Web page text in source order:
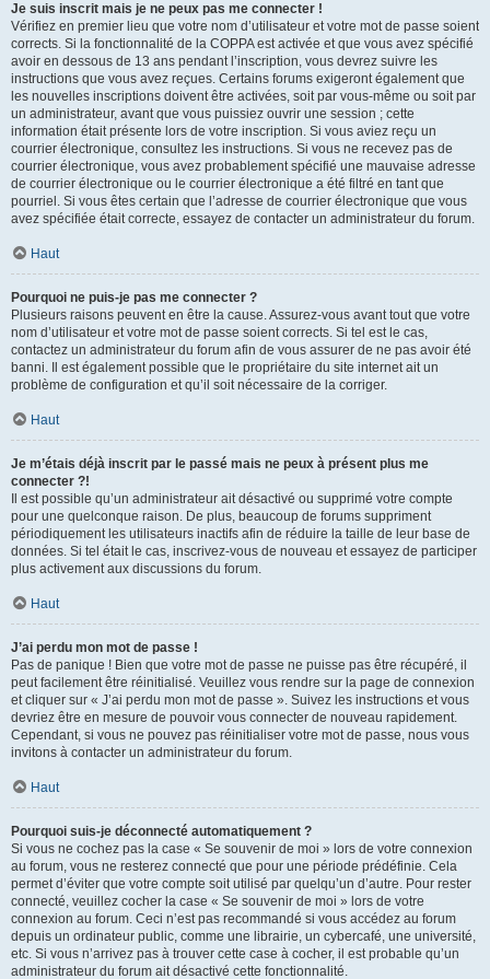
Je suis inscrit mais je ne peux pas me connecter !
Vérifiez en premier lieu que votre nom d’utilisateur et votre mot de passe soient
corrects. Si la fonctionnalité de la COPPA est activée et que vous avez spécifié
avoir en dessous de 13 ans pendant l’inscription, vous devrez suivre les
instructions que vous avez reçues. Certains forums exigeront également que
les nouvelles inscriptions doivent être activées, soit par vous-même ou soit par
un administrateur, avant que vous puissiez ouvrir une session ; cette
information était présente lors de votre inscription. Si vous aviez reçu un
courrier électronique, consultez les instructions. Si vous ne recevez pas de
courrier électronique, vous avez probablement spécifié une mauvaise adresse
de courrier électronique ou le courrier électronique a été filtré en tant que
pourriel. Si vous êtes certain que l’adresse de courrier électronique que vous
avez spécifiée était correcte, essayez de contacter un administrateur du forum.
Haut
Pourquoi ne puis-je pas me connecter ?
Plusieurs raisons peuvent en être la cause. Assurez-vous avant tout que votre
nom d’utilisateur et votre mot de passe soient corrects. Si tel est le cas,
contactez un administrateur du forum afin de vous assurer de ne pas avoir été
banni. Il est également possible que le propriétaire du site internet ait un
problème de configuration et qu’il soit nécessaire de la corriger.
Haut
Je m’étais déjà inscrit par le passé mais ne peux à présent plus me
connecter ?!
Il est possible qu’un administrateur ait désactivé ou supprimé votre compte
pour une quelconque raison. De plus, beaucoup de forums suppriment
périodiquement les utilisateurs inactifs afin de réduire la taille de leur base de
données. Si tel était le cas, inscrivez-vous de nouveau et essayez de participer
plus activement aux discussions du forum.
Haut
J’ai perdu mon mot de passe !
Pas de panique ! Bien que votre mot de passe ne puisse pas être récupéré, il
peut facilement être réinitialisé. Veuillez vous rendre sur la page de connexion
et cliquer sur « J’ai perdu mon mot de passe ». Suivez les instructions et vous
devriez être en mesure de pouvoir vous connecter de nouveau rapidement.
Cependant, si vous ne pouvez pas réinitialiser votre mot de passe, nous vous
invitons à contacter un administrateur du forum.
Haut
Pourquoi suis-je déconnecté automatiquement ?
Si vous ne cochez pas la case « Se souvenir de moi » lors de votre connexion
au forum, vous ne resterez connecté que pour une période prédéfinie. Cela
permet d’éviter que votre compte soit utilisé par quelqu’un d’autre. Pour rester
connecté, veuillez cocher la case « Se souvenir de moi » lors de votre
connexion au forum. Ceci n’est pas recommandé si vous accédez au forum
depuis un ordinateur public, comme une librairie, un cybercafé, une université,
etc. Si vous n’arrivez pas à trouver cette case à cocher, il est probable qu’un
administrateur du forum ait désactivé cette fonctionnalité.